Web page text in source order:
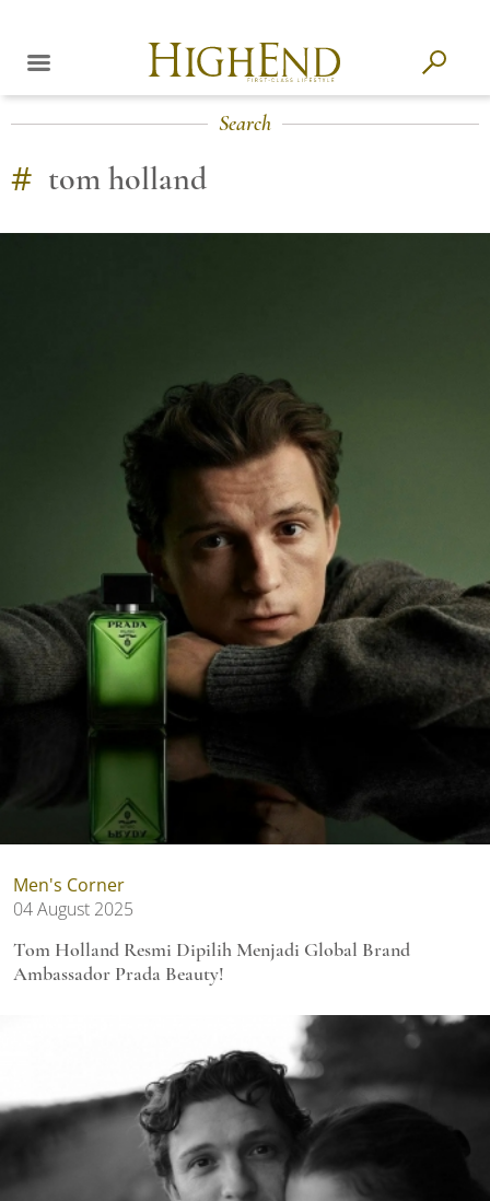
Search
# tom holland
Men's Corner
04 August 2025
Tom Holland Resmi Dipilih Menjadi Global Brand
Ambassador Prada Beauty!